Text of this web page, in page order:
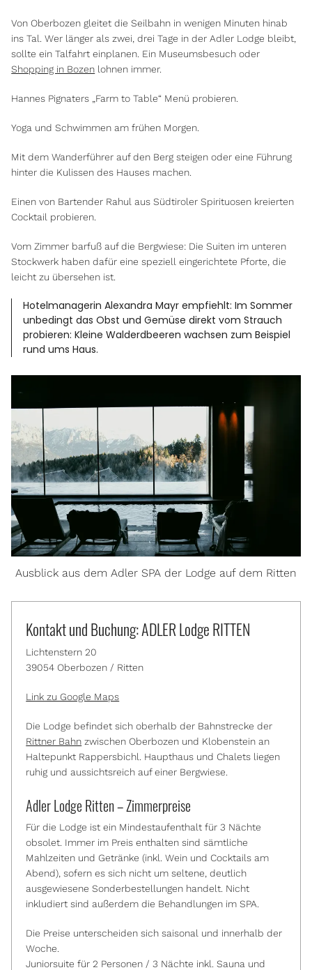
Von Oberbozen gleitet die Seilbahn in wenigen Minuten hinab
ins Tal. Wer länger als zwei, drei Tage in der Adler Lodge bleibt,
sollte ein Talfahrt einplanen. Ein Museumsbesuch oder
Shopping in Bozen lohnen immer.
Hannes Pignaters „Farm to Table“ Menü probieren.
Yoga und Schwimmen am frühen Morgen.
Mit dem Wanderführer auf den Berg steigen oder eine Führung
hinter die Kulissen des Hauses machen.
Einen von Bartender Rahul aus Südtiroler Spirituosen kreierten
Cocktail probieren.
Vom Zimmer barfuß auf die Bergwiese: Die Suiten im unteren
Stockwerk haben dafür eine speziell eingerichtete Pforte, die
leicht zu übersehen ist.
Hotelmanagerin Alexandra Mayr empfiehlt: Im Sommer
unbedingt das Obst und Gemüse direkt vom Strauch
probieren: Kleine Walderdbeeren wachsen zum Beispiel
rund ums Haus.
Ausblick aus dem Adler SPA der Lodge auf dem Ritten
Kontakt und Buchung: ADLER Lodge RITTEN
Lichtenstern 20
39054 Oberbozen / Ritten
Link zu Google Maps
Die Lodge befindet sich oberhalb der Bahnstrecke der
Rittner Bahn zwischen Oberbozen und Klobenstein an
Haltepunkt Rappersbichl. Haupthaus und Chalets liegen
ruhig und aussichtsreich auf einer Bergwiese.
Adler Lodge Ritten – Zimmerpreise
Für die Lodge ist ein Mindestaufenthalt für 3 Nächte
obsolet. Immer im Preis enthalten sind sämtliche
Mahlzeiten und Getränke (inkl. Wein und Cocktails am
Abend), sofern es sich nicht um seltene, deutlich
ausgewiesene Sonderbestellungen handelt. Nicht
inkludiert sind außerdem die Behandlungen im SPA.
Die Preise unterscheiden sich saisonal und innerhalb der
Woche.
Juniorsuite für 2 Personen / 3 Nächte inkl. Sauna und